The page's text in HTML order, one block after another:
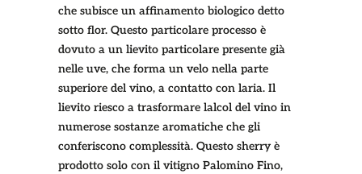
che subisce un affinamento biologico detto
sotto flor. Questo particolare processo è
dovuto a un lievito particolare presente già
nelle uve, che forma un velo nella parte
superiore del vino, a contatto con laria. Il
lievito riesco a trasformare lalcol del vino in
numerose sostanze aromatiche che gli
conferiscono complessità. Questo sherry è
prodotto solo con il vitigno Palomino Fino,